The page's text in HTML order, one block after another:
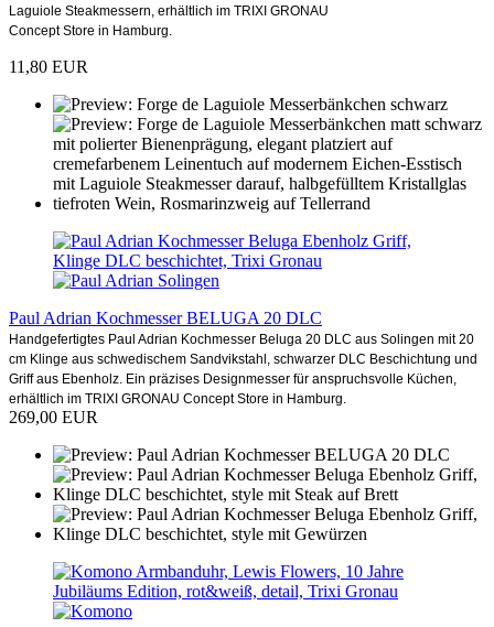
Laguiole Steakmessern, erhältlich im TRIXI GRONAU
Concept Store in Hamburg.
11,80 EUR
Paul Adrian Kochmesser BELUGA 20 DLC
Handgefertigtes Paul Adrian Kochmesser Beluga 20 DLC aus Solingen mit 20
cm Klinge aus schwedischem Sandvikstahl, schwarzer DLC Beschichtung und
Griff aus Ebenholz. Ein präzises Designmesser für anspruchsvolle Küchen,
erhältlich im TRIXI GRONAU Concept Store in Hamburg.
269,00 EUR